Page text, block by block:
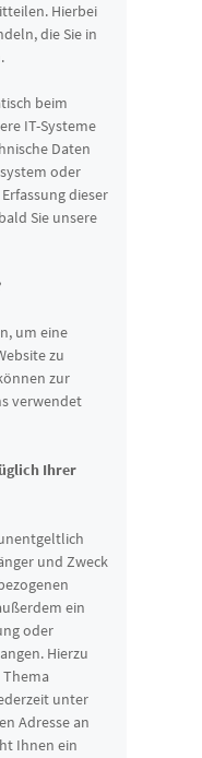
Hierbei
die Sie in
beim
IT-Systeme
Daten
oder
dieser
Sie unsere
um eine
zu
zur
verwendet
Ihrer
und Zweck
ein
oder
Hierzu
unter
Adresse an
Ihnen ein